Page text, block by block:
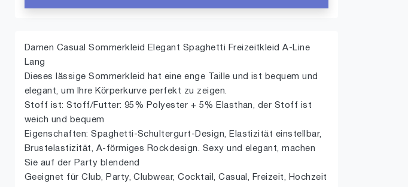
Damen Casual Sommerkleid Elegant Spaghetti Freizeitkleid A-Line
Lang
Dieses lässige Sommerkleid hat eine enge Taille und ist bequem und
elegant, um Ihre Körperkurve perfekt zu zeigen.
Stoff ist: Stoff/Futter: 95% Polyester + 5% Elasthan, der Stoff ist
weich und bequem
Eigenschaften: Spaghetti-Schultergurt-Design, Elastizität einstellbar,
Brustelastizität, A-förmiges Rockdesign. Sexy und elegant, machen
Sie auf der Party blendend
Geeignet für Club, Party, Clubwear, Cocktail, Casual, Freizeit, Hochzeit